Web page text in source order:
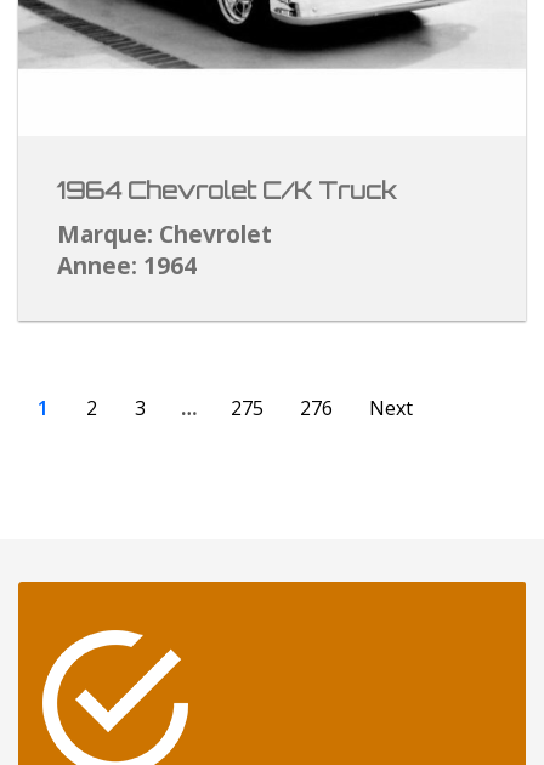
1964 Chevrolet C/K Truck
Marque: Chevrolet
Annee: 1964
1 2 3 … 275 276 Next